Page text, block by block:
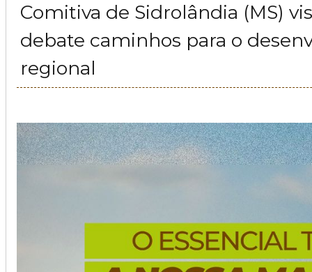
Comitiva de Sidrolândia (MS)
debate caminhos para o
regional